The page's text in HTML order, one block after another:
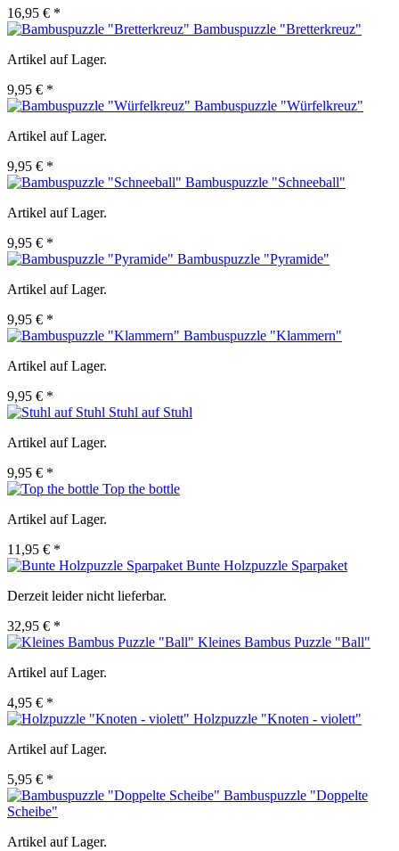
16,95 € *
Bambuspuzzle "Bretterkreuz"
Artikel auf Lager.
9,95 € *
Bambuspuzzle "Würfelkreuz"
Artikel auf Lager.
9,95 € *
Bambuspuzzle "Schneeball"
Artikel auf Lager.
9,95 € *
Bambuspuzzle "Pyramide"
Artikel auf Lager.
9,95 € *
Bambuspuzzle "Klammern"
Artikel auf Lager.
9,95 € *
Stuhl auf Stuhl
Artikel auf Lager.
9,95 € *
Top the bottle
Artikel auf Lager.
11,95 € *
Bunte Holzpuzzle Sparpaket
Derzeit leider nicht lieferbar.
32,95 € *
Kleines Bambus Puzzle "Ball"
Artikel auf Lager.
4,95 € *
Holzpuzzle "Knoten - violett"
Artikel auf Lager.
5,95 € *
Bambuspuzzle "Doppelte
Scheibe"
Artikel auf Lager.